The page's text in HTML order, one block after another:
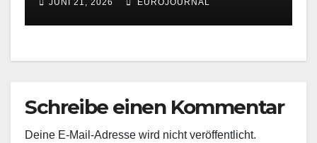
JUNI 21, 2026 EUROJOURNAL
Schreibe einen Kommentar
Deine E-Mail-Adresse wird nicht veröffentlicht.